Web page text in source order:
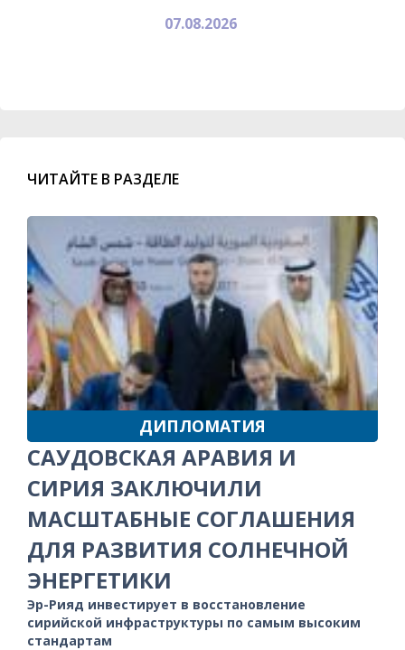
07.08.2026
ЧИТАЙТЕ В РАЗДЕЛЕ
ДИПЛОМАТИЯ
САУДОВСКАЯ АРАВИЯ И
СИРИЯ ЗАКЛЮЧИЛИ
МАСШТАБНЫЕ СОГЛАШЕНИЯ
ДЛЯ РАЗВИТИЯ СОЛНЕЧНОЙ
ЭНЕРГЕТИКИ
Эр-Рияд инвестирует в восстановление
сирийской инфраструктуры по самым высоким
стандартам